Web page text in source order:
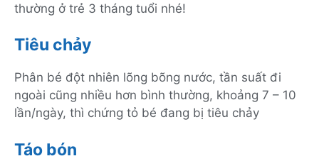
thường ở trẻ 3 tháng tuổi nhé!
Tiêu chảy
Phân bé đột nhiên lõng bõng nước, tần suất đi
ngoài cũng nhiều hơn bình thường, khoảng 7 – 10
lần/ngày, thì chứng tỏ bé đang bị tiêu chảy
Táo bón